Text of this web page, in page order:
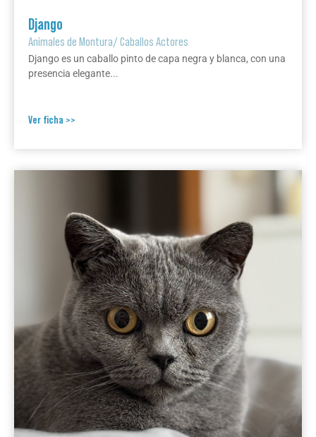
Django
Animales de Montura/Caballos Actores
Django es un caballo pinto de capa negra y blanca, con una
presencia elegante...
Ver ficha >>